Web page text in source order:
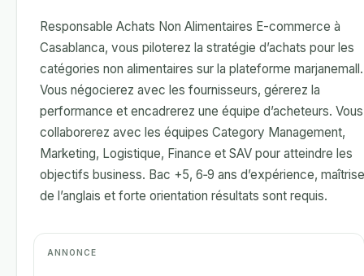
Responsable Achats Non Alimentaires E-commerce à
Casablanca, vous piloterez la stratégie d’achats pour les
catégories non alimentaires sur la plateforme marjanemall.
Vous négocierez avec les fournisseurs, gérerez la
performance et encadrerez une équipe d’acheteurs. Vous
collaborerez avec les équipes Category Management,
Marketing, Logistique, Finance et SAV pour atteindre les
objectifs business. Bac +5, 6‑9 ans d’expérience, maîtrise
de l’anglais et forte orientation résultats sont requis.